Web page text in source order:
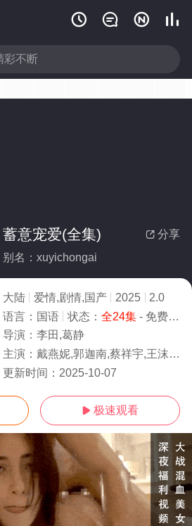
   
 分享
蓄意宠爱(全集)
别名：xuyichongai
大陆 爱情,剧情,国产 2025
2.0
语言： 国语 状态： 全24集- 免费在线观看
导演： 李田,葛静
主演： 戴燕妮,郭迦南,蔡祥宇,王沫溪,范晓东,林潇,李是,马东延,栾浚威,萧松原,陈欢
更新时间： 2025-10-07
 极速观看